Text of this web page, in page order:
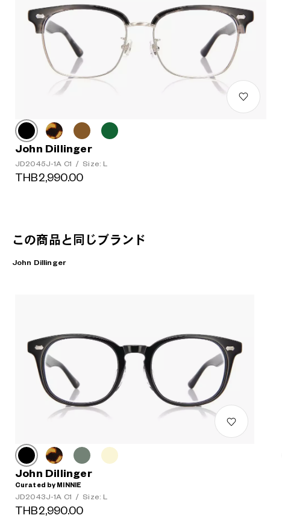
John Dillinger
JD2045J-1A C1 / Size: L
THB2,990.00
この商品と同じブランド
John Dillinger
John Dillinger
Curated by MINNIE
JD2043J-1A C1 / Size: L
THB2,990.00